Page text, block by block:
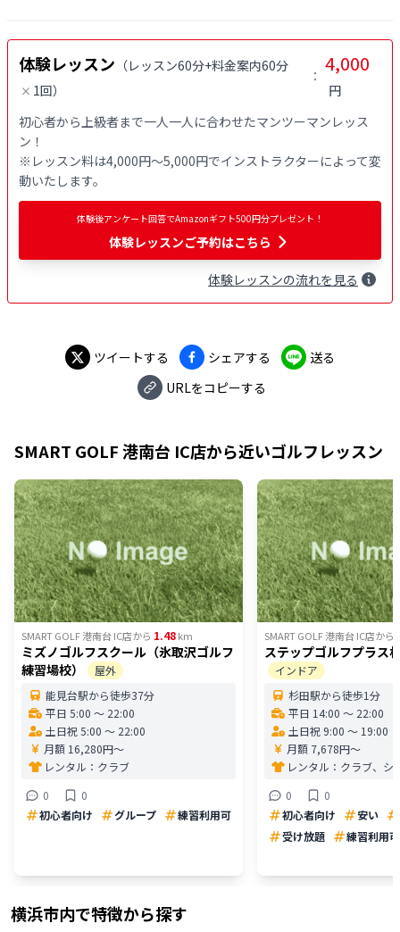
体験レッスン （レッスン60分+料金案内60分
× 1回）
： 4,000
円
初心者から上級者まで一人一人に合わせたマンツーマンレッス
ン！
※レッスン料は4,000円〜5,000円でインストラクターによって変
動いたします。
体験後アンケート回答でAmazonギフト500円分プレゼント！
体験レッスンご予約はこちら
体験レッスンの流れを見る
ツイートする シェアする
送る
URLをコピーする
SMART GOLF 港南台 IC店から近いゴルフレッスン
SMART GOLF 港南台 IC店から 1.48km
ミズノゴルフスクール（氷取沢ゴルフ
練習場校）
屋外
能見台駅から徒歩37分
平日 5:00 〜 22:00
土日祝 5:00 〜 22:00
月額 16,280円〜
レンタル： クラブ
0
0
初心者向け
グループ 練習利用可
SMART GOLF 港南台 IC店から
ステップゴルフプラス
インドア
杉田駅から徒歩1分
平日 14:00 〜 22:00
土日祝 9:00 〜 19:00
月額 7,678円〜
レンタル： クラブ、シ
0
0
初心者向け
安い
受け放題
練習利用可
横浜市内で特徴から探す